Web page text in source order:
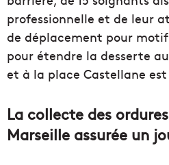
professionnelle et de leur
de déplacement pour
pour étendre la desserte
et à la place Castellane
La collecte des
Marseille assurée un